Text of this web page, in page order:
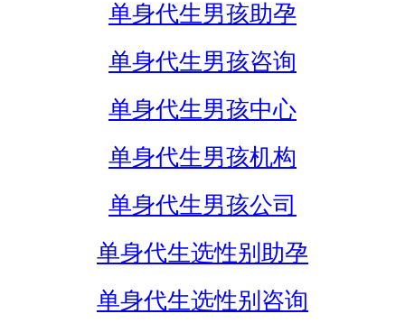
单身代生男孩助孕
单身代生男孩咨询
单身代生男孩中心
单身代生男孩机构
单身代生男孩公司
单身代生选性别助孕
单身代生选性别咨询